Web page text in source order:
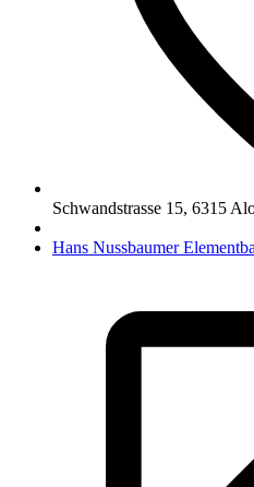
Schwandstrasse 15, 6315
Hans Nussbaumer